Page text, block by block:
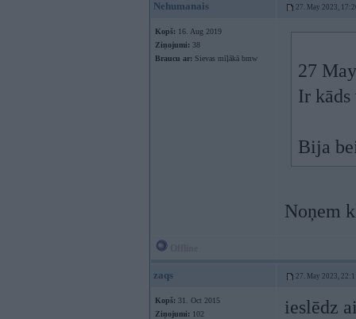
Nehumanais 27. May 2023,
Kopš: 16. Aug 2019
Ziņojumi: 38
Braucu ar: Sievas mīļākā bmw
27
Ir kāds
Bija
Noņem
zaqs 27. May 2023,
Kopš: 31. Oct 2015
Ziņojumi: 102
ieslēdz